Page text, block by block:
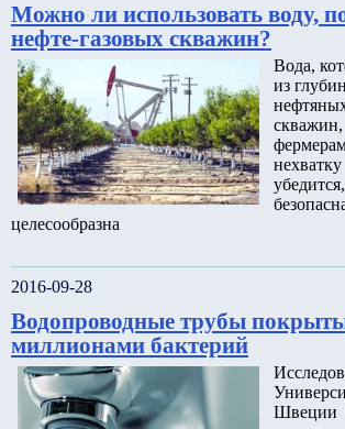
Можно ли использовать воду,
нефте-газовых скважин?
Вода,
из
целесообразна
2016-09-28
Водопроводные трубы
миллионами бактерий
Швеции